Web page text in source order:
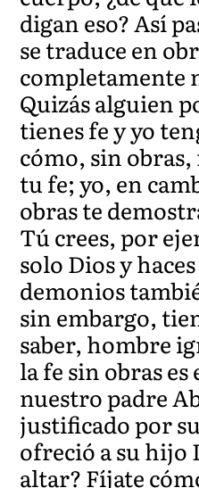
digan eso? Así
se traduce en
completamente
Quizás alguien
tienes fe y yo
cómo, sin
tu fe; yo, en
obras te
Tú crees, por
solo Dios y
demonios
sin embargo,
saber, hombre
la fe sin obras es
nuestro padre
justificado por
ofreció a su hijo
altar? Fíjate